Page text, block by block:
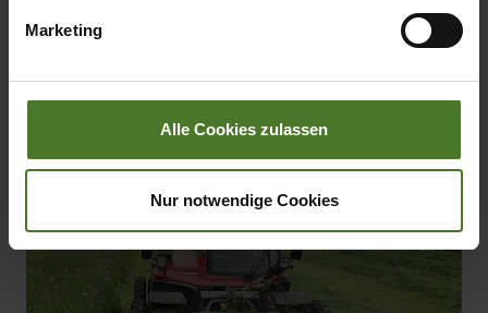
Datenschutzhinweise
Marketing
Alle Cookies zulassen
Nur notwendige Cookies